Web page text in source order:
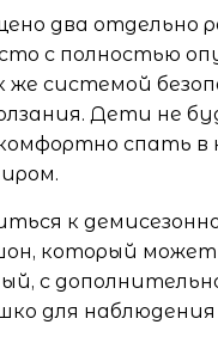
два отдельно
с полностью
системой
Дети не
спать в
к
который
с
для наблюдения